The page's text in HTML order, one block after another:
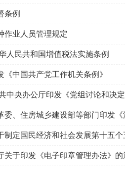
条例
作业人员管理规定
人民共和国增值税法实施条例
《中国共产党工作机关条例》
中央办公厅印发《党组讨论和决
》
委、住房城乡建设部等部门印发《
字化转型行动计划》
制定国民经济和社会发展第十五个
关于印发《电子印章管理办法》的